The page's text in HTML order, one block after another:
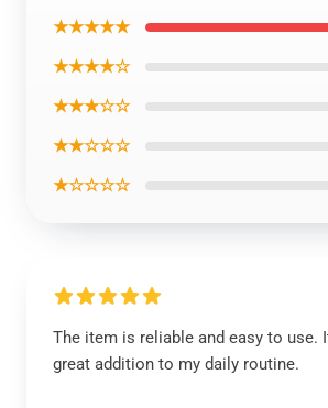
★★★★★
★★★★☆
★★★☆☆
★★☆☆☆
★☆☆☆☆
The item is reliable and easy to use.
great addition to my daily routine.